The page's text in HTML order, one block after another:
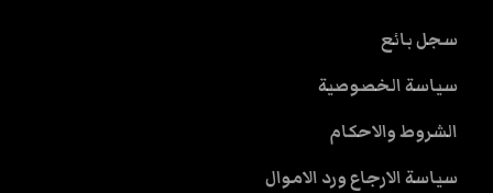
سجل بائع
سياسة الخصوصية
الشروط والاحكام
سياسة الارجاع ورد الاموال